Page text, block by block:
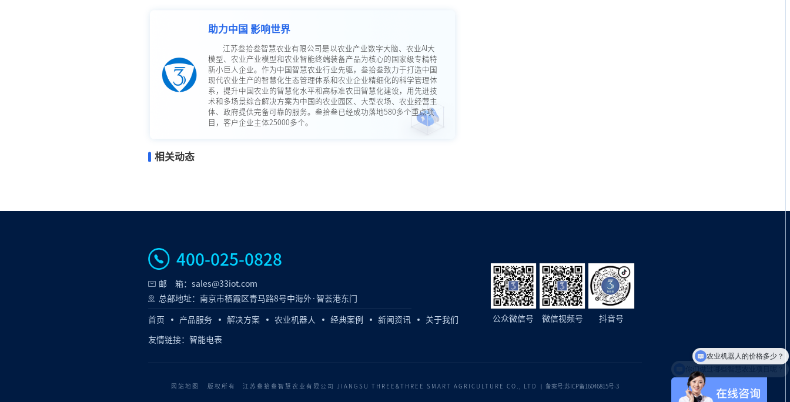
助力中国 影响世界
江苏叁拾叁智慧农业有限公司是以农业产业数字大脑、农业AI大
模型、农业产业模型和农业智能终端装备产品为核心的国家级专精特
新小巨人企业。作为中国智慧农业行业先驱，叁拾叁致力于打造中国
现代农业生产的智慧化生态管理体系和农业企业精细化的科学管理体
系，提升中国农业的智慧化水平和高标准农田智慧化建设，用先进技
术和多场景综合解决方案为中国的农业园区、大型农场、农业经营主
体、政府提供完备可靠的服务。叁拾叁已经成功落地580多个重点项
目，客户企业主体25000多个。
相关动态
400-025-0828
邮 箱：sales@33iot.com
总部地址：南京市栖霞区青马路8号中海外·智荟港东门
首页 产品服务 解决方案 农业机器人 经典案例 新闻资讯 关于我们
友情链接： 智能电表
公众微信号 微信视频号 抖音号
网站地图 版权所有 江苏叁拾叁智慧农业有限公司 JIANGSU THREE&THREE SMART AGRICULTURE CO., LTD 备案号:苏ICP备16046815号-3
你们做过哪些智慧农业项目呢？